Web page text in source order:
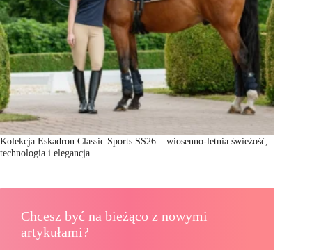
Kolekcja Eskadron Classic Sports SS26 – wiosenno-letnia świeżość,
technologia i elegancja
Chcesz być na bieżąco z nowymi
artykułami?